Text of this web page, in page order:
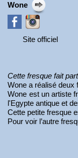
Wone
Site officiel
Cette fresque fait
Wone a réalisé deux
Wone est un artiste
l'Egypte antique et
Cette petite fresque
Pour voir l’autre